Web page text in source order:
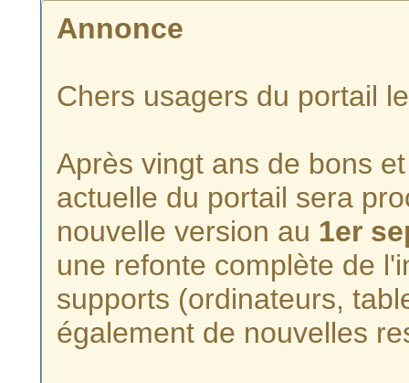
Annonce
Chers usagers du portail
Après vingt ans de bons
actuelle du portail sera
nouvelle version au 1er
une refonte complète de
supports (ordinateurs,
également de nouvelles